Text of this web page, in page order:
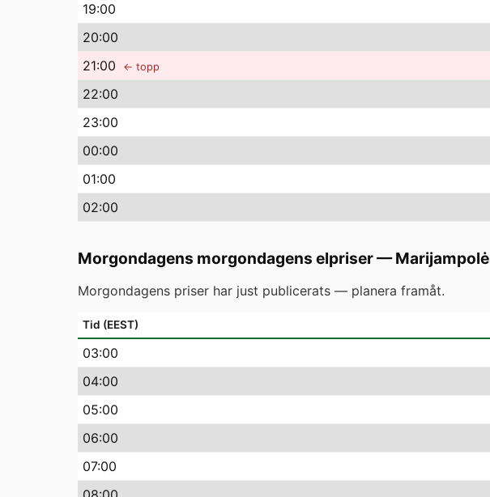
19:00
20:00
21:00 ← topp
22:00
23:00
00:00
01:00
02:00
Morgondagens morgondagens elpriser—Marijampolė
Morgondagens priser har just publicerats — planera framåt.
Tid (EEST)
03:00
04:00
05:00
06:00
07:00